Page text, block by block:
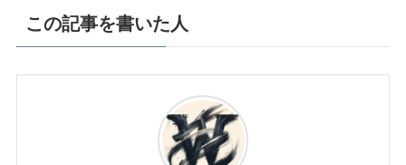
この記事を書いた人